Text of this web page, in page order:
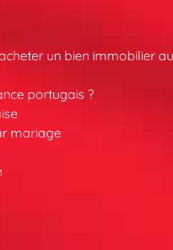
un bien immobilier
portugais ?
mariage